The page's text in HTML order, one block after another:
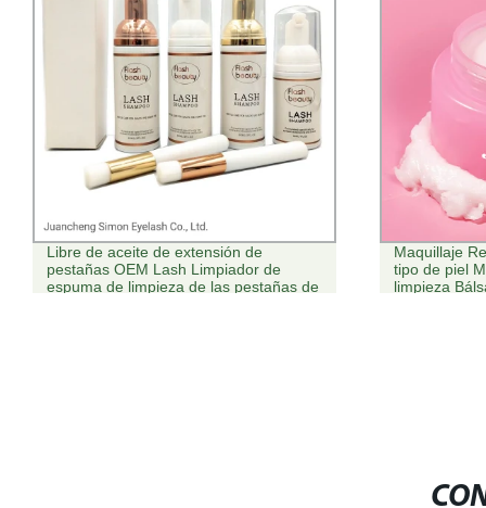
Maquillaje Remover bálsamo para todo
tipo de piel Maquillaje Meltaway
limpieza Bálsamo
Inhibidor
Depilatoria
permanente